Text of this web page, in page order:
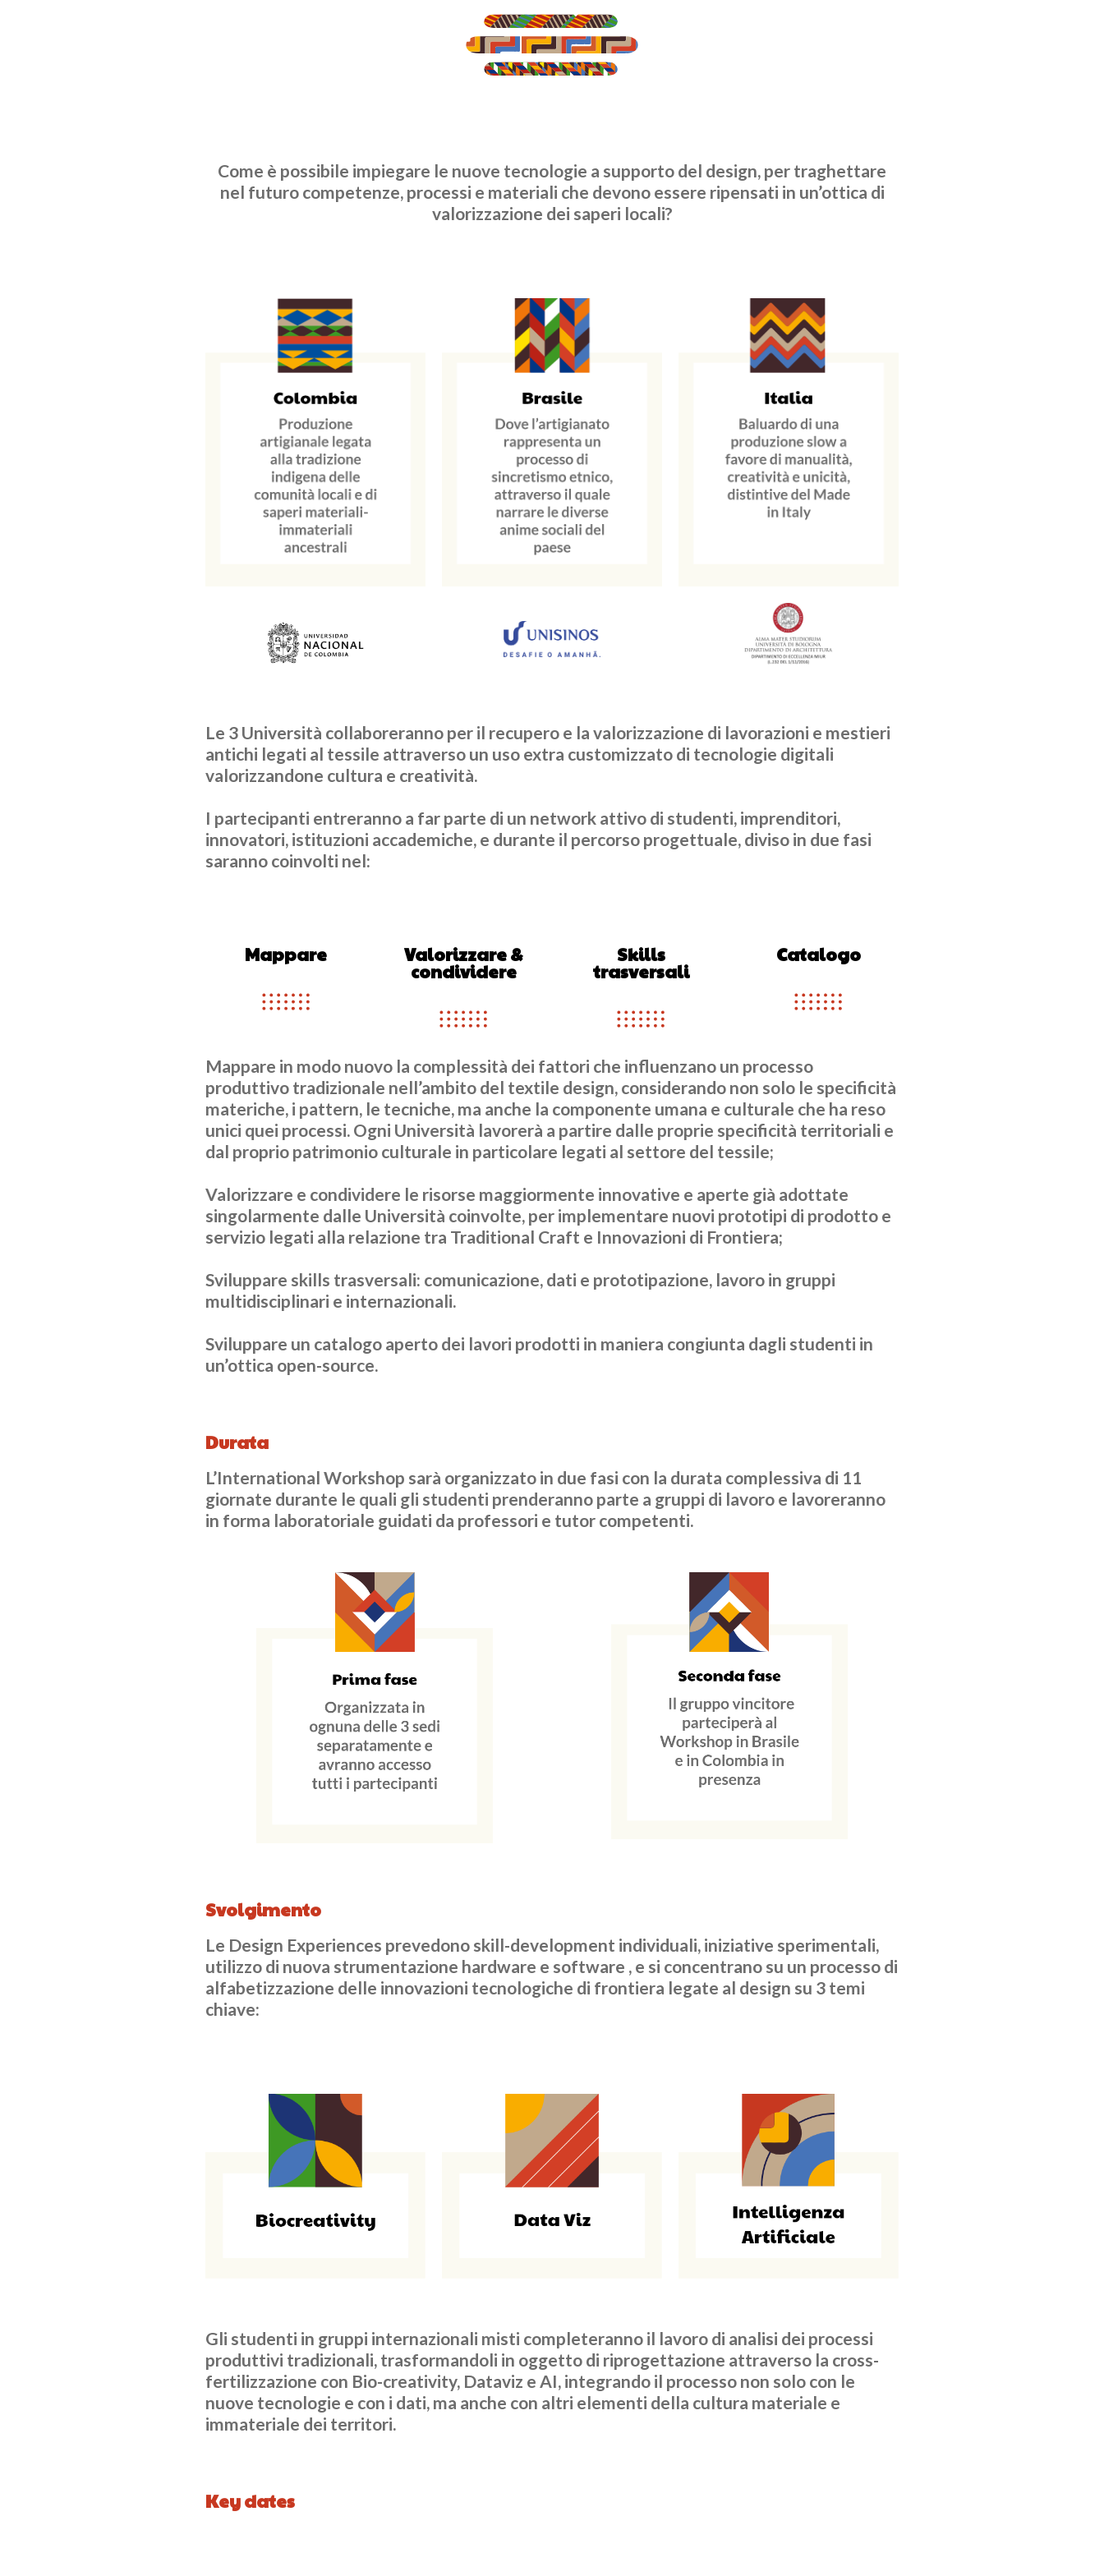
Come è possibile impiegare le nuove tecnologie a supporto del design, per traghettare
nel futuro competenze, processi e materiali che devono essere ripensati in un’ottica di
valorizzazione dei saperi locali?
Le 3 Università collaboreranno per il recupero e la valorizzazione di lavorazioni e mestieri
antichi legati al tessile attraverso un uso extra customizzato di tecnologie digitali
valorizzandone cultura e creatività.
I partecipanti entreranno a far parte di un network attivo di studenti, imprenditori,
innovatori, istituzioni accademiche, e durante il percorso progettuale, diviso in due fasi
saranno coinvolti nel:
Mappare Valorizzare &
condividere
Skills
trasversali
Catalogo
Mappare in modo nuovo la complessità dei fattori che influenzano un processo
produttivo tradizionale nell’ambito del textile design, considerando non solo le specificità
materiche, i pattern, le tecniche, ma anche la componente umana e culturale che ha reso
unici quei processi. Ogni Università lavorerà a partire dalle proprie specificità territoriali e
dal proprio patrimonio culturale in particolare legati al settore del tessile;
Valorizzare e condividere le risorse maggiormente innovative e aperte già adottate
singolarmente dalle Università coinvolte, per implementare nuovi prototipi di prodotto e
servizio legati alla relazione tra Traditional Craft e Innovazioni di Frontiera;
Sviluppare skills trasversali: comunicazione, dati e prototipazione, lavoro in gruppi
multidisciplinari e internazionali.
Sviluppare un catalogo aperto dei lavori prodotti in maniera congiunta dagli studenti in
un’ottica open-source.
Durata
L’International Workshop sarà organizzato in due fasi con la durata complessiva di 11
giornate durante le quali gli studenti prenderanno parte a gruppi di lavoro e lavoreranno
in forma laboratoriale guidati da professori e tutor competenti.
Svolgimento
Le Design Experiences prevedono skill-development individuali, iniziative sperimentali,
utilizzo di nuova strumentazione hardware e software , e si concentrano su un processo di
alfabetizzazione delle innovazioni tecnologiche di frontiera legate al design su 3 temi
chiave:
Gli studenti in gruppi internazionali misti completeranno il lavoro di analisi dei processi
produttivi tradizionali, trasformandoli in oggetto di riprogettazione attraverso la cross-
fertilizzazione con Bio-creativity, Dataviz e AI, integrando il processo non solo con le
nuove tecnologie e con i dati, ma anche con altri elementi della cultura materiale e
immateriale dei territori.
Key dates